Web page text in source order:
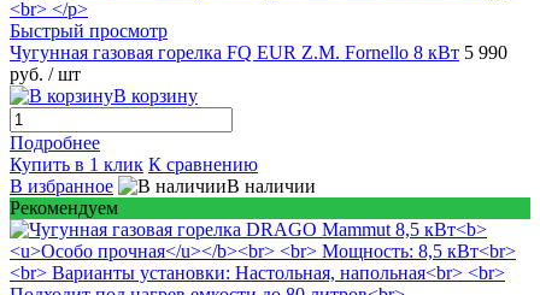
Быстрый просмотр
Чугунная газовая горелка FQ EUR Z.M. Fornello 8 кВт 5 990
руб. / шт
В корзину
Подробнее
Купить в 1 клик К сравнению
В избранное
В наличии
Рекомендуем